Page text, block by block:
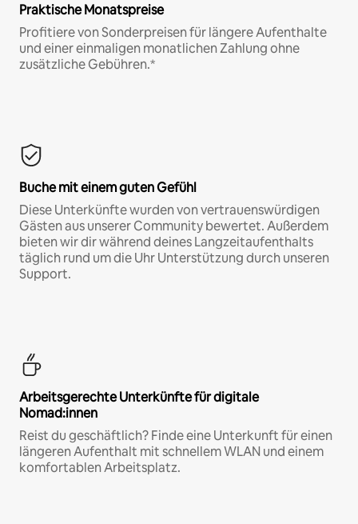
Praktische Monatspreise
Profitiere von Sonderpreisen für längere Aufenthalte
und einer einmaligen monatlichen Zahlung ohne
zusätzliche Gebühren.*
Buche mit einem guten Gefühl
Diese Unterkünfte wurden von vertrauenswürdigen
Gästen aus unserer Community bewertet. Außerdem
bieten wir dir während deines Langzeitaufenthalts
täglich rund um die Uhr Unterstützung durch unseren
Support.
Arbeitsgerechte Unterkünfte für digitale
Nomad:innen
Reist du geschäftlich? Finde eine Unterkunft für einen
längeren Aufenthalt mit schnellem WLAN und einem
komfortablen Arbeitsplatz.